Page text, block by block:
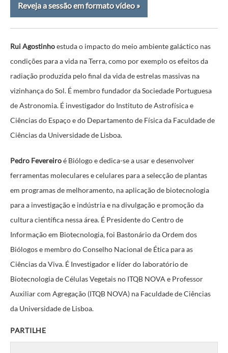
Reveja a sessão em formato vídeo »
Rui Agostinhoestuda o impacto do meio ambiente galáctico nas
condições para a vida na Terra, como por exemplo os efeitos da
radiação produzida pelo final da vida de estrelas massivas na
vizinhança do Sol. É membro fundador da Sociedade Portuguesa
de Astronomia. É investigador do Instituto de Astrofísica e
Ciências do Espaço e do Departamento de Física da Faculdade de
Ciências da Universidade de Lisboa.
Pedro Fevereiroé Biólogo e dedica-se a usar e desenvolver
ferramentas moleculares e celulares para a selecção de plantas
em programas de melhoramento, na aplicação de biotecnologia
para a investigação e indústria e na divulgação e promoção da
cultura científica nessa área. É Presidente do Centro de
Informação em Biotecnologia, foi Bastonário da Ordem dos
Biólogos e membro do Conselho Nacional de Ética para as
Ciências da Viva. É Investigador e líder do laboratório de
Biotecnologia de Células Vegetais no ITQB NOVA e Professor
Auxiliar com Agregação (ITQB NOVA) na Faculdade de Ciências
da Universidade de Lisboa.
PARTILHE